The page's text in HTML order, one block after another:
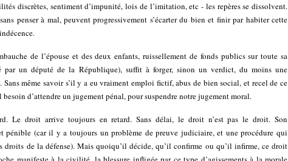
discrètes, sentiment d’impunité, lois de l’imitation, etc - les repères se dissolvent.
penser à mal, peuvent progressivement s’écarter du bien et finir par habiter cette
de l’épouse et des deux enfants, ruissellement de fonds publics sur toute sa
par un député de la République), suffit à forger, sinon un verdict, du moins une
même savoir s’il y a eu vraiment emploi fictif, abus de bien social, et recel de ce
d’attendre un jugement pénal, pour suspendre notre jugement moral.
Le droit arrive toujours en retard. Sans délai, le droit n’est pas le droit. Son
pénible (car il y a toujours un problème de preuve judiciaire, et une procédure qui
droits de la défense). Mais quoiqu’il décide, qu’il confirme ou qu’il infirme, ce droit